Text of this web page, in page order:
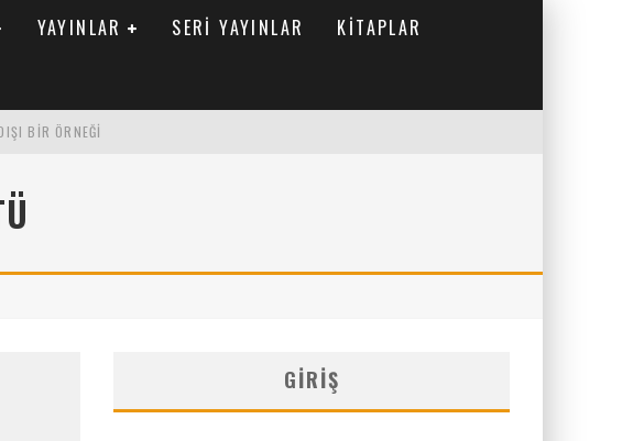
YAYINLAR SERI YAYINLAR KITAPLAR
BIR ÖRNEĞI
GIRIŞ